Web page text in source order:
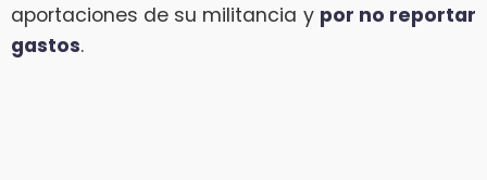
aportaciones de su militancia y por no reportar
gastos.